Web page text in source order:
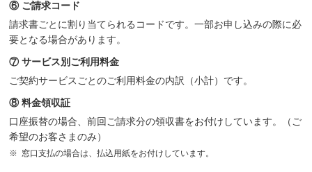
⑥ ご請求コード
請求書ごとに割り当てられるコードです。一部お申し込みの際に必
要となる場合があります。
⑦ サービス別ご利用料金
ご契約サービスごとのご利用料金の内訳（小計）です。
⑧ 料金領収証
口座振替の場合、前回ご請求分の領収書をお付けしています。（ご
希望のお客さまのみ）
窓口支払の場合は、払込用紙をお付けしています。